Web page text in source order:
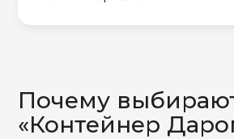
Почему
«Контейнер